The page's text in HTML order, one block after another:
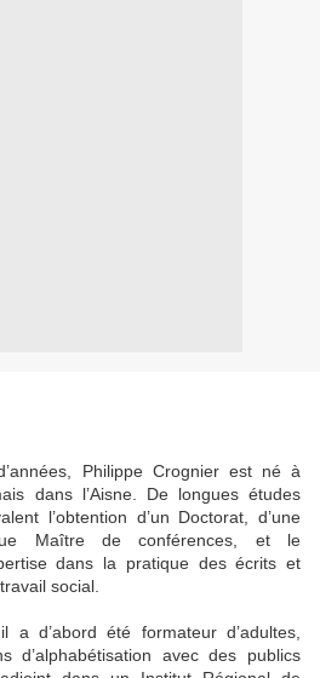
Philippe Crognier est né à
dans l’Aisne. De longues études
l’obtention d’un Doctorat, d’une
Maître de conférences, et le
dans la pratique des écrits et
social.
a d’abord été formateur d’adultes,
d’alphabétisation avec des publics